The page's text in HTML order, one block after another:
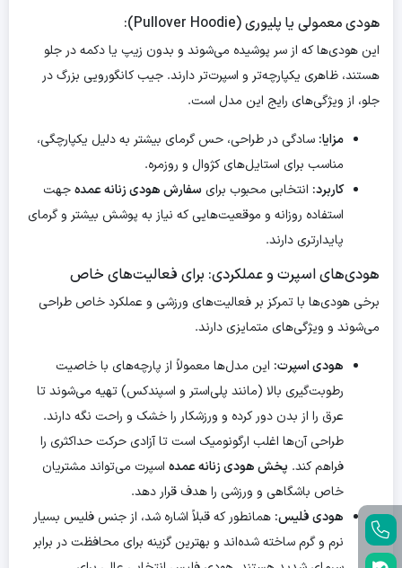
هودی معمولی یا پلیوری (Pullover Hoodie):
این هودی‌ها که از سر پوشیده می‌شوند و بدون زیپ یا دکمه در جلو
هستند، ظاهری یکپارچه‌تر و اسپرت‌تر دارند. جیب کانگورویی بزرگ در
جلو، از ویژگی‌های رایج این مدل است.
مزایا: سادگی در طراحی، حس گرمای بیشتر به دلیل یکپارچگی،
مناسب برای استایل‌های کژوال و روزمره.
کاربرد: انتخابی محبوب برای سفارش هودی زنانه عمدهجهت
استفاده روزانه و موقعیت‌هایی که نیاز به پوشش بیشتر و گرمای
پایدارتری دارند.
هودی‌های اسپرت و عملکردی: برای فعالیت‌های خاص
برخی هودی‌ها با تمرکز بر فعالیت‌های ورزشی و عملکرد خاص طراحی
می‌شوند و ویژگی‌های متمایزی دارند.
هودی اسپرت: این مدل‌ها معمولاً از پارچه‌های با خاصیت
رطوبت‌گیری بالا (مانند پلی‌استر و اسپندکس) تهیه می‌شوند تا
عرق را از بدن دور کرده و ورزشکار را خشک و راحت نگه دارند.
طراحی آن‌ها اغلب ارگونومیک است تا آزادی حرکت حداکثری را
فراهم کند. پخش هودی زنانه عمده اسپرت می‌تواند مشتریان
خاص باشگاهی و ورزشی را هدف قرار دهد.
هودی فلیس: همانطور که قبلاً اشاره شد، از جنس فلیس بسیار
نرم و گرم ساخته شده‌اند و بهترین گزینه برای محافظت در برابر